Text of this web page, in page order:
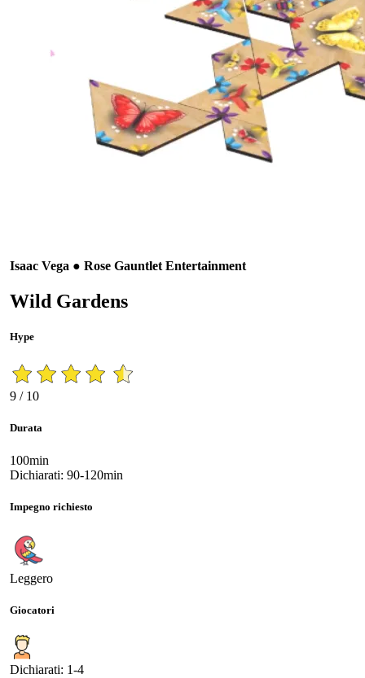
Isaac Vega ● Rose Gauntlet Entertainment
Wild Gardens
Hype
9 / 10
Durata
100min
Dichiarati: 90-120min
Impegno richiesto
Leggero
Giocatori
Dichiarati: 1-4